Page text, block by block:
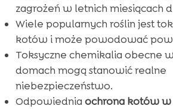
 Rolę właściciela w
bezpieczeństwa kota
 Szukając Całodobowej
 Wniosek
FAQ
zagrożeń w letnich miesiącach
Wiele popularnych roślin jest
kotów i może powodować
Toksyczne chemikalia obecne
domach mogą stanowić realne
niebezpieczeństwo.
Odpowiednia ochrona kotów w